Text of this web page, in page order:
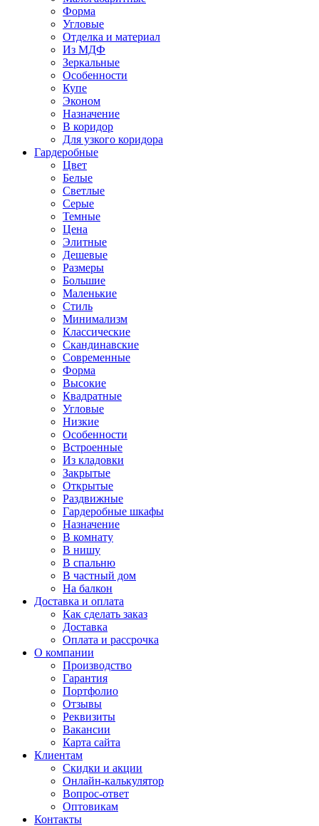
Форма
Угловые
Отделка и материал
Из МДФ
Зеркальные
Особенности
Купе
Эконом
Назначение
В коридор
Для узкого коридора
Гардеробные
Цвет
Белые
Светлые
Серые
Темные
Цена
Элитные
Дешевые
Размеры
Большие
Маленькие
Стиль
Минимализм
Классические
Скандинавские
Современные
Форма
Высокие
Квадратные
Угловые
Низкие
Особенности
Встроенные
Из кладовки
Закрытые
Открытые
Раздвижные
Гардеробные шкафы
Назначение
В комнату
В нишу
В спальню
В частный дом
На балкон
Доставка и оплата
Как сделать заказ
Доставка
Оплата и рассрочка
О компании
Производство
Гарантия
Портфолио
Отзывы
Реквизиты
Вакансии
Карта сайта
Клиентам
Скидки и акции
Онлайн-калькулятор
Вопрос-ответ
Оптовикам
Контакты